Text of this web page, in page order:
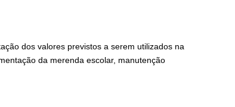
dos valores previstos a serem utilizados na
da merenda escolar, manutenção